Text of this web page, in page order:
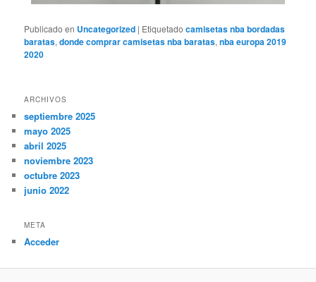
Publicado en Uncategorized | Etiquetado camisetas nba bordadas
baratas,donde comprar camisetas nba baratas,nba europa 2019
2020
ARCHIVOS
septiembre 2025
mayo 2025
abril 2025
noviembre 2023
octubre 2023
junio 2022
META
Acceder